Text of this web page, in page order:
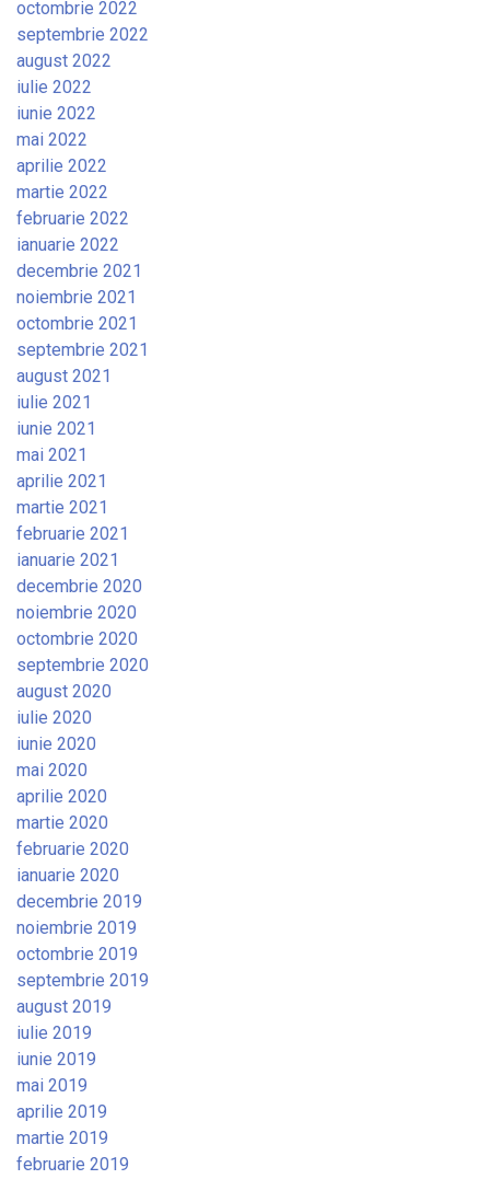
octombrie 2022
septembrie 2022
august 2022
iulie 2022
iunie 2022
mai 2022
aprilie 2022
martie 2022
februarie 2022
ianuarie 2022
decembrie 2021
noiembrie 2021
octombrie 2021
septembrie 2021
august 2021
iulie 2021
iunie 2021
mai 2021
aprilie 2021
martie 2021
februarie 2021
ianuarie 2021
decembrie 2020
noiembrie 2020
octombrie 2020
septembrie 2020
august 2020
iulie 2020
iunie 2020
mai 2020
aprilie 2020
martie 2020
februarie 2020
ianuarie 2020
decembrie 2019
noiembrie 2019
octombrie 2019
septembrie 2019
august 2019
iulie 2019
iunie 2019
mai 2019
aprilie 2019
martie 2019
februarie 2019